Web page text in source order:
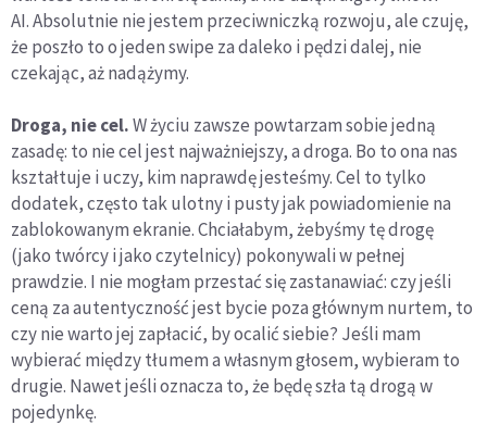
AI. Absolutnie nie jestem przeciwniczką rozwoju, ale czuję,
że poszło to o jeden swipe za daleko i pędzi dalej, nie
czekając, aż nadążymy.
Droga, nie cel.W życiu zawsze powtarzam sobie jedną
zasadę: to nie cel jest najważniejszy, a droga. Bo to ona nas
kształtuje i uczy, kim naprawdę jesteśmy. Cel to tylko
dodatek, często tak ulotny i pusty jak powiadomienie na
zablokowanym ekranie. Chciałabym, żebyśmy tę drogę
(jako twórcy i jako czytelnicy) pokonywali w pełnej
prawdzie. I nie mogłam przestać się zastanawiać: czy jeśli
ceną za autentyczność jest bycie poza głównym nurtem, to
czy nie warto jej zapłacić, by ocalić siebie? Jeśli mam
wybierać między tłumem a własnym głosem, wybieram to
drugie. Nawet jeśli oznacza to, że będę szła tą drogą w
pojedynkę.